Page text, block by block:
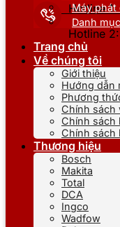
Hotline
Hotline
Máy phát
Danh
Trang chủ
Về chúng tôi
Giới thiệu
Hướng dẫn
Phương
Chính sách
Chính sách
Chính sách
Thương hiệu
Bosch
Makita
Total
DCA
Ingco
Wadfow